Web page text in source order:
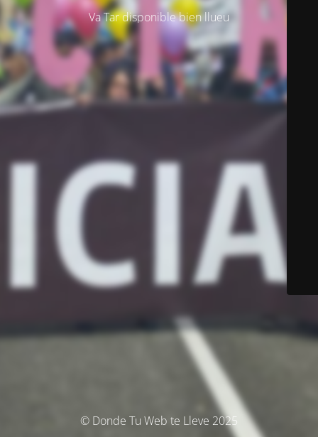
Va Tar disponible bien llueu
© Donde Tu Web te Lleve 2025